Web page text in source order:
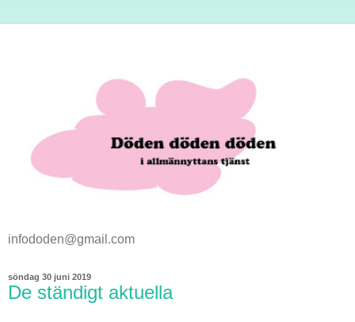
infododen@gmail.com
söndag 30 juni 2019
De ständigt aktuella